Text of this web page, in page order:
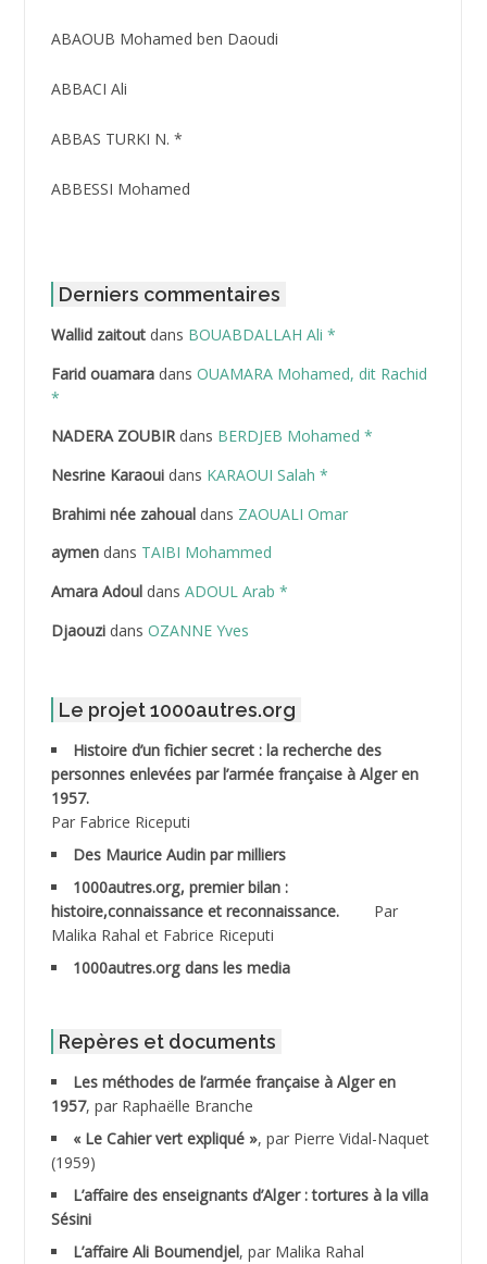
ABAOUB Mohamed ben Daoudi
ABBACI Ali
ABBAS TURKI N. *
ABBESSI Mohamed
ABDAT Amar
ABDEDDAIM Hamid
ABDELAZIZ Mohamed
ABDELHAFID Lakhdar
ABDELLI Mohamed
ABDELLI Mohamed *
ABDELMOUMENE Ahmed
ABDESMED Mohamed ben Kaddour
ABDESSELAMI Kouider
ABDESSLEM Ahmed dit le Coiffeur
ABDOUDOU
ABID Mohamed
ABNOUN Salah
ACHACHE M.*
ACHLAF Ali
ADALENE Tahar
Derniers commentaires
Wallid zaitoutdans BOUABDALLAH Ali *
Farid ouamaradans OUAMARA Mohamed, dit Rachid
*
NADERA ZOUBIRdans BERDJEB Mohamed *
Nesrine Karaouidans KARAOUI Salah *
Brahimi née zahoualdans ZAOUALI Omar
aymendans TAIBI Mohammed
Amara Adouldans ADOUL Arab *
Djaouzidans OZANNE Yves
Le projet 1000autres.org
Histoire d’un fichier secret : la recherche des
personnes enlevées par l’armée française à Alger en
1957.
Par Fabrice Riceputi
Des Maurice Audin par milliers
1000autres.org, premier bilan :
histoire,connaissance et reconnaissance.
Par
Malika Rahal et Fabrice Riceputi
1000autres.org dans les media
Repères et documents
Les méthodes de l’armée française à Alger en
1957, par Raphaëlle Branche
« Le Cahier vert expliqué », par Pierre Vidal-Naquet
(1959)
L’affaire des enseignants d’Alger : tortures à la villa
Sésini
L’affaire Ali Boumendjel, par Malika Rahal